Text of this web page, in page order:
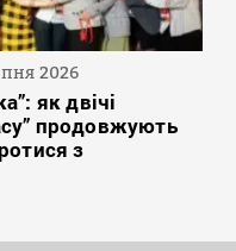
2026
як двічі
продовжують
з